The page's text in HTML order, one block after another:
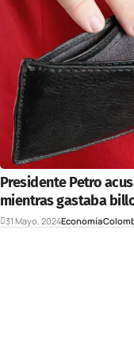
Presidente Petro
mientras gastaba
31 Mayo, 2024Economía